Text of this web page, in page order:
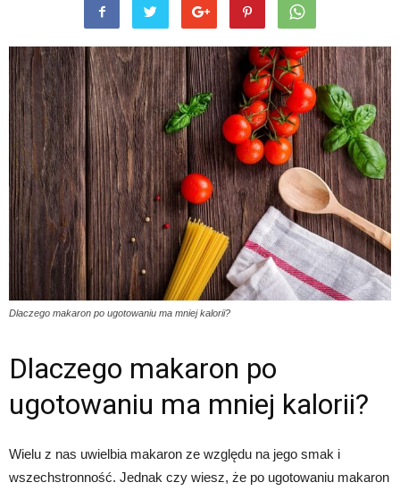
Dlaczego makaron po ugotowaniu ma mniej kalorii?
Dlaczego makaron po
ugotowaniu ma mniej kalorii?
Wielu z nas uwielbia makaron ze względu na jego smak i
wszechstronność. Jednak czy wiesz, że po ugotowaniu makaron